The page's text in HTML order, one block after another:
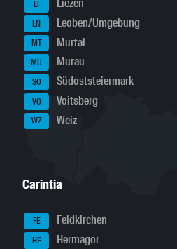
LI Liezen
LN Leoben/Umgebung
MT Murtal
MU Murau
SO Südoststeiermark
VO Voitsberg
WZ Weiz
Carintia
FE Feldkirchen
HE Hermagor